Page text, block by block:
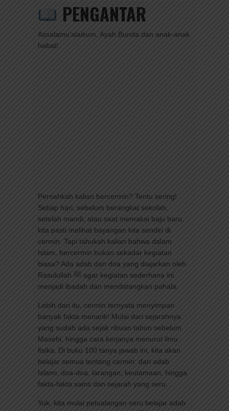
PENGANTAR
Assalamu’alaikum, Ayah Bunda dan anak-anak
hebat!
Pernahkah kalian bercermin? Tentu sering!
Setiap hari, sebelum berangkat sekolah,
setelah mandi, atau saat memakai baju baru,
kita pasti melihat bayangan kita sendiri di
cermin. Tapi tahukah kalian bahwa dalam
Islam, bercermin bukan sekadar kegiatan
biasa? Ada adab dan doa yang diajarkan oleh
Rasulullah ﷺ agar kegiatan sederhana ini
menjadi ibadah dan mendatangkan pahala.
Lebih dari itu, cermin ternyata menyimpan
banyak fakta menarik! Mulai dari sejarahnya
yang sudah ada sejak ribuan tahun sebelum
Masehi, hingga cara kerjanya menurut ilmu
fisika. Di buku 100 tanya jawab ini, kita akan
belajar semua tentang cermin: dari adab
Islami, doa-doa, larangan, keutamaan, hingga
fakta-fakta sains dan sejarah yang seru.
Yuk, kita mulai petualangan seru belajar adab